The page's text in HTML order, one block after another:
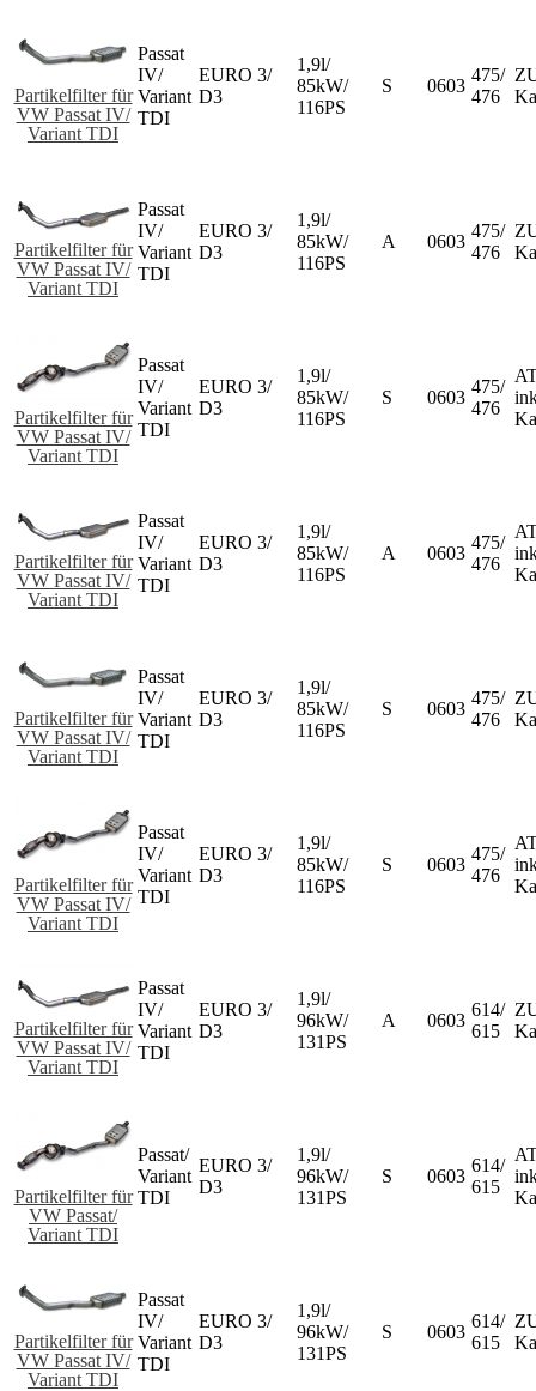
Partikelfilter für
VW Passat IV/
Variant TDI
Passat
IV/
Variant
TDI
EURO 3/
D3
1,9l/
85kW/
116PS
S 0603
475/
476
Partikelfilter für
VW Passat IV/
Variant TDI
Passat
IV/
Variant
TDI
EURO 3/
D3
1,9l/
85kW/
116PS
A 0603
475/
476
Partikelfilter für
VW Passat IV/
Variant TDI
Passat
IV/
Variant
TDI
EURO 3/
D3
1,9l/
85kW/
116PS
S 0603
475/
476
Partikelfilter für
VW Passat IV/
Variant TDI
Passat
IV/
Variant
TDI
EURO 3/
D3
1,9l/
85kW/
116PS
A 0603
475/
476
Partikelfilter für
VW Passat IV/
Variant TDI
Passat
IV/
Variant
TDI
EURO 3/
D3
1,9l/
85kW/
116PS
S 0603
475/
476
Partikelfilter für
VW Passat IV/
Variant TDI
Passat
IV/
Variant
TDI
EURO 3/
D3
1,9l/
85kW/
116PS
S 0603
475/
476
Partikelfilter für
VW Passat IV/
Variant TDI
Passat
IV/
Variant
TDI
EURO 3/
D3
1,9l/
96kW/
131PS
A 0603
614/
615
Partikelfilter für
VW Passat/
Variant TDI
Passat/
Variant
TDI
EURO 3/
D3
1,9l/
96kW/
131PS
S 0603
614/
615
Partikelfilter für
VW Passat IV/
Variant TDI
Passat
IV/
Variant
TDI
EURO 3/
D3
1,9l/
96kW/
131PS
S 0603
614/
615